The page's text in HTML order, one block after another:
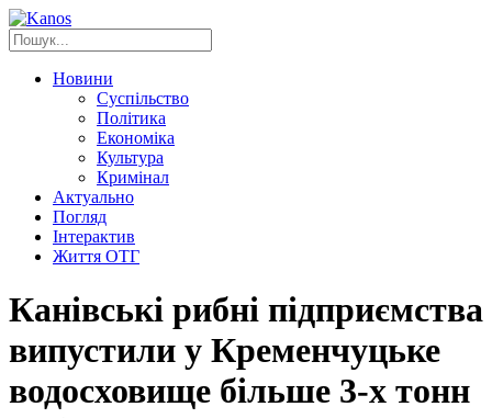
Новини
Суспільство
Політика
Економіка
Культура
Кримінал
Актуально
Погляд
Інтерактив
Життя ОТГ
Канівські рибні підприємства
випустили у Кременчуцьке
водосховище більше 3-х тонн